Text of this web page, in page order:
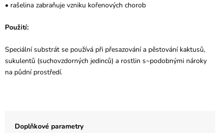
• rašelina zabraňuje vzniku kořenových chorob
Použití:
Speciální substrát se používá při přesazování a pěstování kaktusů,
sukulentů (suchovzdorných jedinců) a rostlin s~podobnými nároky
na půdní prostředí.
Doplňkové parametry